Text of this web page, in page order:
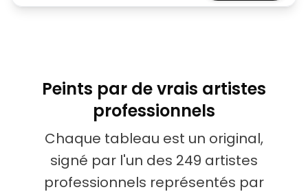
Peints par de vrais artistes
professionnels
Chaque tableau est un original,
signé par l'un des 249 artistes
professionnels représentés par